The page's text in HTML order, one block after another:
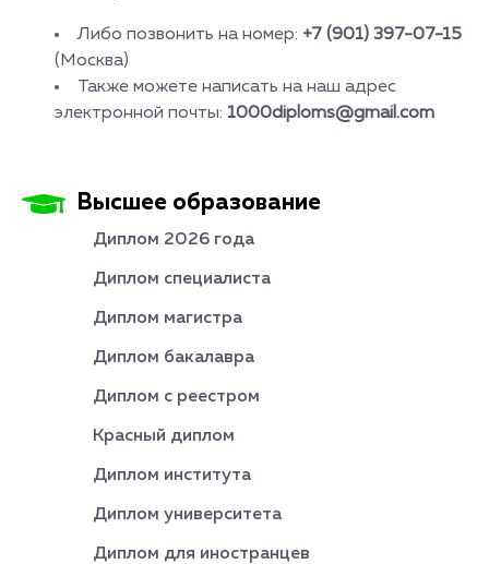
Либо позвонить на номер: +7 (901) 397-07-15
(Москва)
Также можете написать на наш адрес
электронной почты: 1000diploms@gmail.com
Высшее образование
Диплом 2026 года
Диплом специалиста
Диплом магистра
Диплом бакалавра
Диплом с реестром
Красный диплом
Диплом института
Диплом университета
Диплом для иностранцев